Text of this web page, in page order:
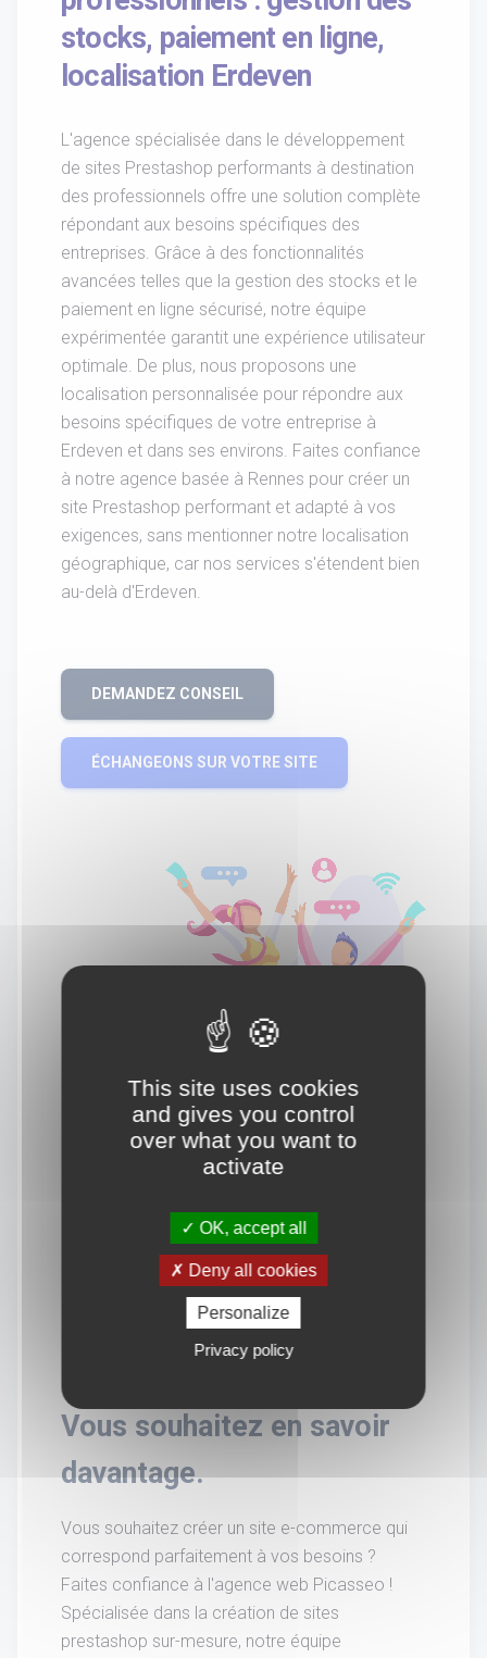
stocks, paiement en ligne,
localisation Erdeven
L'agence spécialisée dans le développement
de sites Prestashop performants à destination
des professionnels offre une solution complète
répondant aux besoins spécifiques des
entreprises. Grâce à des fonctionnalités
avancées telles que la gestion des stocks et le
paiement en ligne sécurisé, notre équipe
expérimentée garantit une expérience utilisateur
optimale. De plus, nous proposons une
localisation personnalisée pour répondre aux
besoins spécifiques de votre entreprise à
Erdeven et dans ses environs. Faites confiance
à notre agence basée à Rennes pour créer un
site Prestashop performant et adapté à vos
exigences, sans mentionner notre localisation
géographique, car nos services s'étendent bien
au-delà d'Erdeven.
DEMANDEZ CONSEIL
ÉCHANGEONS SUR VOTRE SITE
Vous souhaitez en savoir
davantage.
Vous souhaitez créer un site e-commerce qui
correspond parfaitement à vos besoins ?
Faites confiance à l'agence web Picasseo !
Spécialisée dans la création de sites
prestashop sur-mesure, notre équipe
This site uses cookies
and gives you control
over what you want to
activate
OK, accept all
Deny all cookies
Personalize
Privacy policy